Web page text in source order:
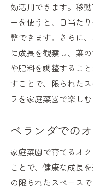
効活用できます。移
ーを使うと、日当た
整できます。さらに
に成長を観察し、葉
や肥料を調整するこ
すことで、限られた
ラを家庭菜園で楽し
ベランダでの
家庭菜園で育てるオ
ことで、健康な成長
の限られたスペース